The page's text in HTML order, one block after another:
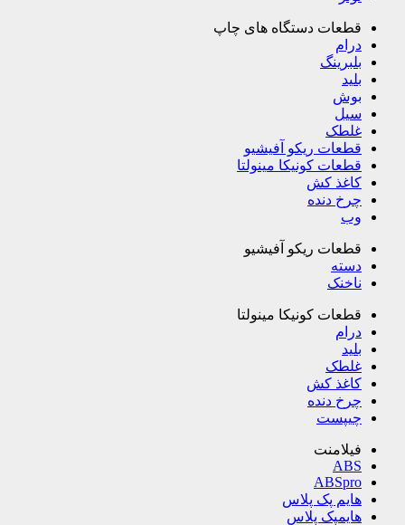
قطعات دستگاه های چاپ
درام
بلبرینگ
بلید
بوش
سیل
غلطک
قطعات ریکو آفیشیو
قطعات کونیکا مینولتا
کاغذ کش
چرخ دنده
وب
قطعات ریکو آفیشیو
دسته
ناخنک
قطعات کونیکا مینولتا
درام
بلید
غلطک
کاغذ کش
چرخ دنده
چیپست
فیلامنت
ABS
ABSpro
هایم پک پلاس
هایمپک پلاس